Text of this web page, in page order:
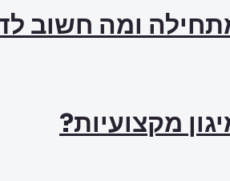
ומה חשוב
מקצועיות?